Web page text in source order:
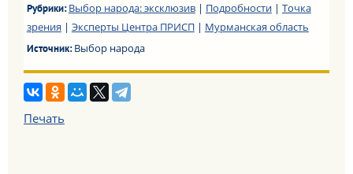
Рубрики:Выбор народа: эксклюзив| Подробности| Точка
зрения | Эксперты Центра ПРИСП| Мурманская область
Источник:Выбор народа
Печать